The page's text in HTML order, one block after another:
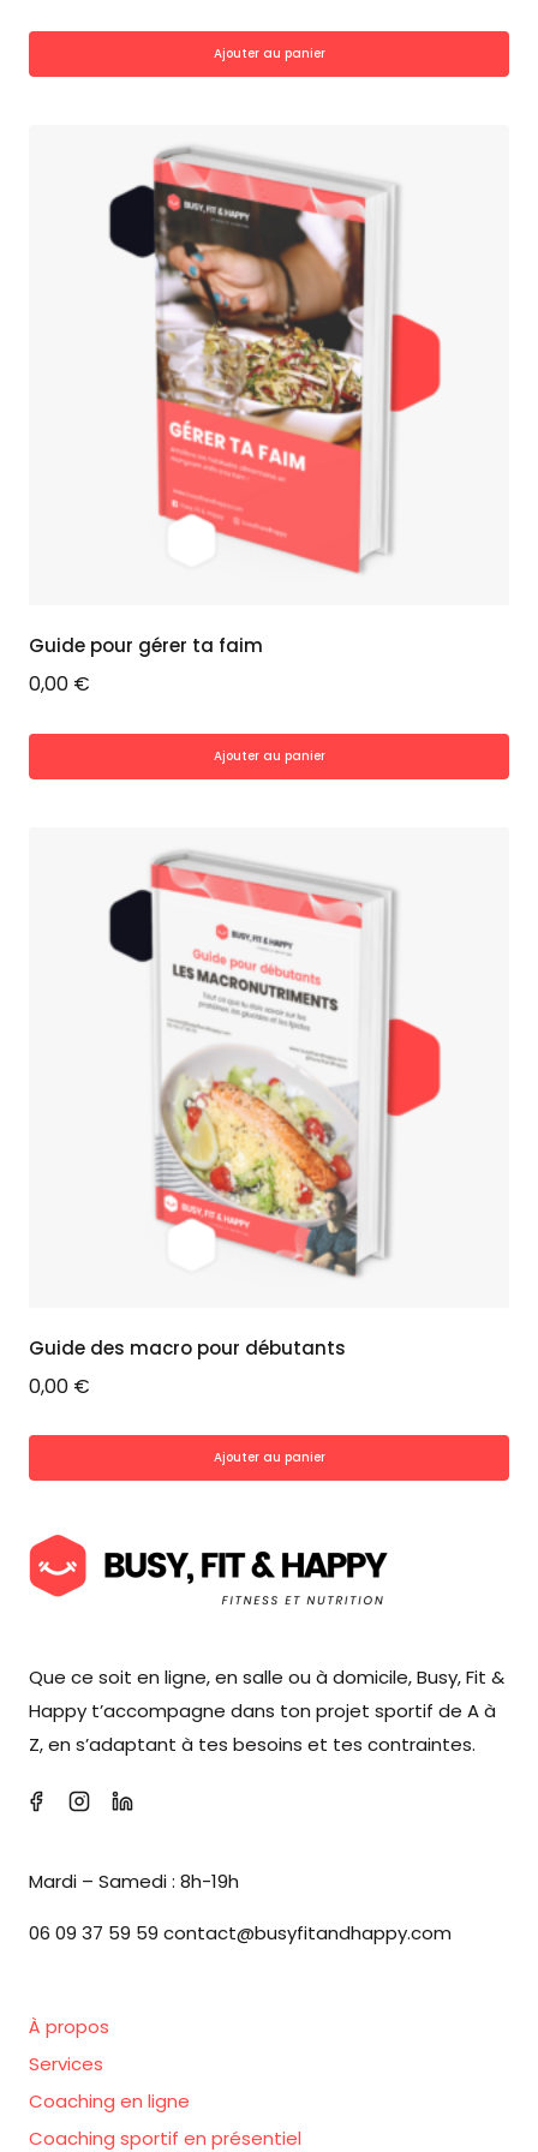
Ajouter au panier
Guide pour gérer ta faim
0,00 €
Ajouter au panier
Guide des macro pour débutants
0,00 €
Ajouter au panier
Que ce soit en ligne, en salle ou à domicile, Busy, Fit &
Happy t’accompagne dans ton projet sportif de A à
Z, en s’adaptant à tes besoins et tes contraintes.
Mardi – Samedi : 8h-19h
06 09 37 59 59 contact@busyfitandhappy.com
À propos
Services
Coaching en ligne
Coaching sportif en présentiel